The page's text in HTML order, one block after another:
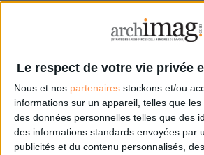
Le respect de votre vie privée
Nous et nos partenaires stockons et/ou
informations sur un appareil, telles que
des données personnelles telles que des
des informations standards envoyées par
publicités et du contenu personnalisés,
À LIRE SUR ARCHIMAG
Le Bénin bascule dans
azimuts